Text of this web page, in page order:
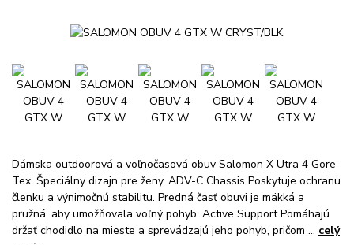
Dámska outdoorová a voľnočasová obuv Salomon X Utra 4 Gore-
Tex. Špeciálny dizajn pre ženy. ADV-C Chassis Poskytuje ochranu
členku a výnimočnú stabilitu. Predná časť obuvi je mäkká a
pružná, aby umožňovala voľný pohyb. Active Support Pomáhajú
držať chodidlo na mieste a sprevádzajú jeho pohyb, pričom ... celý